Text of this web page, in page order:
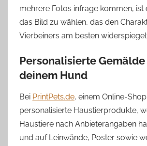
mehrere Fotos infrage kommen, ist
das Bild zu wählen, das den
Vierbeiners am besten
Personalisierte
deinem Hund
Bei PrintPets.de, einem Online-
personalisierte Haustierprodukte,
Haustiere nach Anbieterangaben
und auf Leinwände, Poster sowie